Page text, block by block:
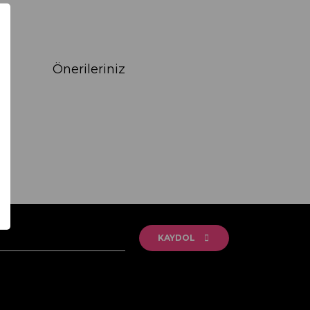
Önerileriniz
tarafımıza iletebilirsiniz.
KAYDOL